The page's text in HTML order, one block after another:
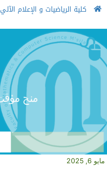
كلية الرياضيات و الإعلام الآلي
مايو 6, 2025